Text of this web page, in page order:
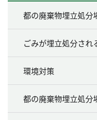
都の廃棄物埋立処分
ごみが埋立処分され
環境対策
都の廃棄物埋立処分